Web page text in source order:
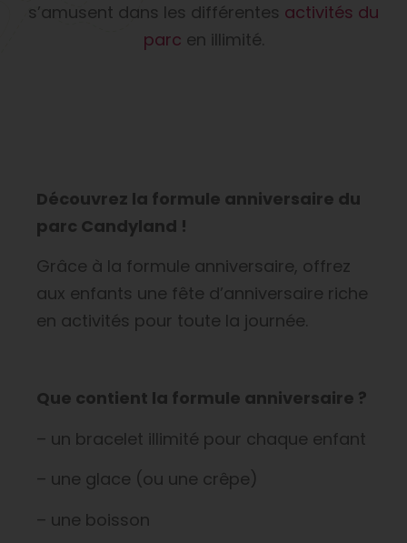
s’amusent dans les différentes activités du
parc en illimité.
Découvrez la formule anniversaire du
parc Candyland !
Grâce à la formule anniversaire, offrez
aux enfants une fête d’anniversaire riche
en activités pour toute la journée.
Que contient la formule anniversaire ?
– un bracelet illimité pour chaque enfant
– une glace (ou une crêpe)
– une boisson